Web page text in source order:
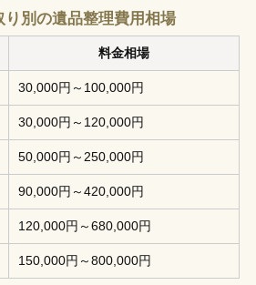
り別の遺品整理費用相場
料金相場
30,000円～100,000円
30,000円～120,000円
50,000円～250,000円
90,000円～420,000円
120,000円～680,000円
150,000円～800,000円